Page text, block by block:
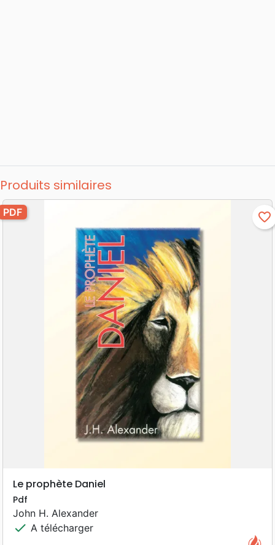
Produits similaires
PDF favorite_border
Le prophète Daniel
Pdf
John H. Alexander
check A télécharger